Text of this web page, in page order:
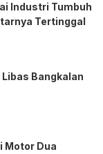
Industri Tumbuh
Tertinggal
Libas Bangkalan
Motor Dua